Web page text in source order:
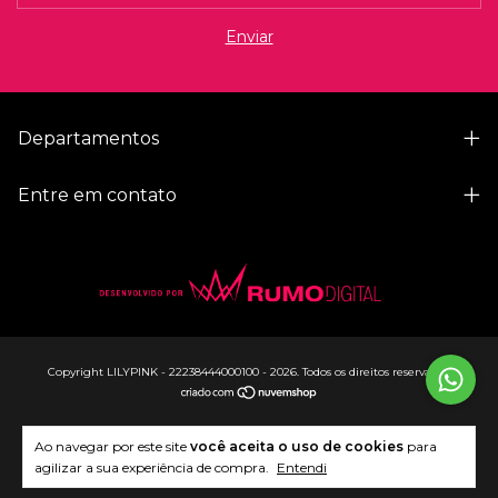
Ao navegar por este site você aceita o uso de cookies para
agilizar a sua experiência de compra. Entendi
Departamentos
Entre em contato
Copyright LILYPINK - 22238444000100 - 2026. Todos os direitos reservados.